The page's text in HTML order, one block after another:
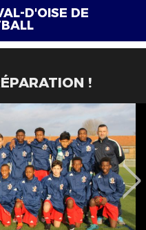
D'OISE DE
!